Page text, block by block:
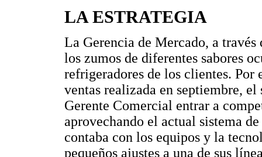
LA ESTRATEGIA
La Gerencia de Mercado, a
los zumos de diferentes sabores
refrigeradores de los clientes. Por
ventas realizada en septiembre,
Gerente Comercial entrar a
aprovechando el actual sistema
contaba con los equipos y la
pequeños ajustes a una de sus